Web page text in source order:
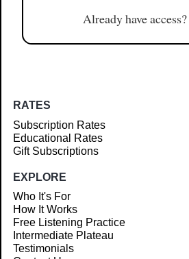
Already have access?
RATES
Subscription Rates
Educational Rates
Gift Subscriptions
EXPLORE
Who It's For
How It Works
Free Listening Practice
Intermediate Plateau
Testimonials